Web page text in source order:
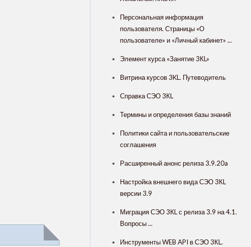
Персональная информация
пользователя. Страницы «О
пользователе» и «Личный кабинет» ...
Элемент курса «Занятие 3КL»
Витрина курсов 3KL. Путеводитель
Справка СЭО 3КL
Термины и определения базы знаний
Политики сайта и пользовательские
соглашения
Расширенный анонс релиза 3.9.20a
Настройка внешнего вида СЭО 3КL
версии 3.9
Миграция СЭО 3КL с релиза 3.9 на 4.1.
Вопросы ...
Инструменты WEB API в СЭО 3КL.